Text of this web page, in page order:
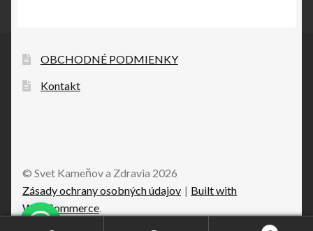
OBCHODNÉ PODMIENKY
Kontakt
© Svet Kameňov a Zdravia 2026
Zásady ochrany osobných údajov
Built with
WooCommerce.